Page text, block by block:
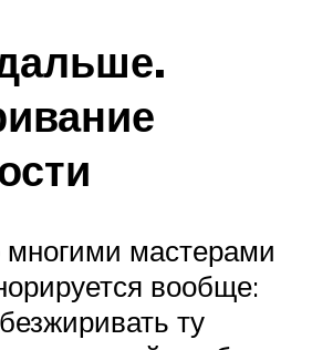
мастерами
вообще:
ту